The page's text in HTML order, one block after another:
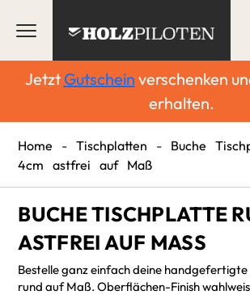
Jetzt Gutschein verschenken
erhalten.
Home - Tischplatten - Buche
4cm astfrei auf Maß
BUCHE TISCHPLATTE
ASTFREI AUF MASS
Bestelle ganz einfach deine handgefertigte
rund auf Maß. Oberflächen-Finish